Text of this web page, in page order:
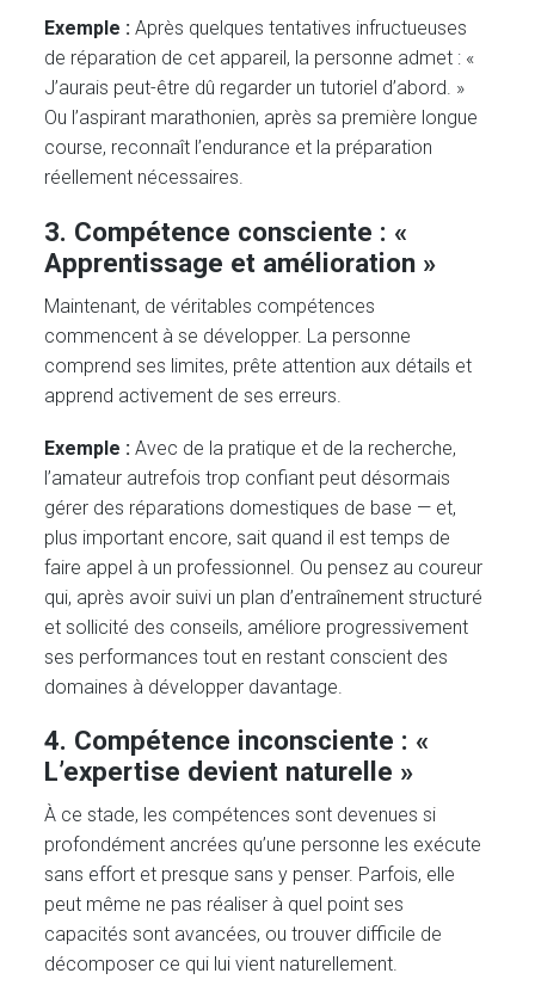
Exemple : Après quelques tentatives infructueuses
de réparation de cet appareil, la personne admet : «
J’aurais peut-être dû regarder un tutoriel d’abord. »
Ou l’aspirant marathonien, après sa première longue
course, reconnaît l’endurance et la préparation
réellement nécessaires.
3. Compétence consciente : «
Apprentissage et amélioration »
Maintenant, de véritables compétences
commencent à se développer. La personne
comprend ses limites, prête attention aux détails et
apprend activement de ses erreurs.
Exemple : Avec de la pratique et de la recherche,
l’amateur autrefois trop confiant peut désormais
gérer des réparations domestiques de base — et,
plus important encore, sait quand il est temps de
faire appel à un professionnel. Ou pensez au coureur
qui, après avoir suivi un plan d’entraînement structuré
et sollicité des conseils, améliore progressivement
ses performances tout en restant conscient des
domaines à développer davantage.
4. Compétence inconsciente : «
L’expertise devient naturelle »
À ce stade, les compétences sont devenues si
profondément ancrées qu’une personne les exécute
sans effort et presque sans y penser. Parfois, elle
peut même ne pas réaliser à quel point ses
capacités sont avancées, ou trouver difficile de
décomposer ce qui lui vient naturellement.